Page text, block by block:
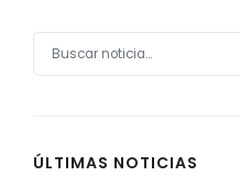
ÚLTIMAS NOTICIAS